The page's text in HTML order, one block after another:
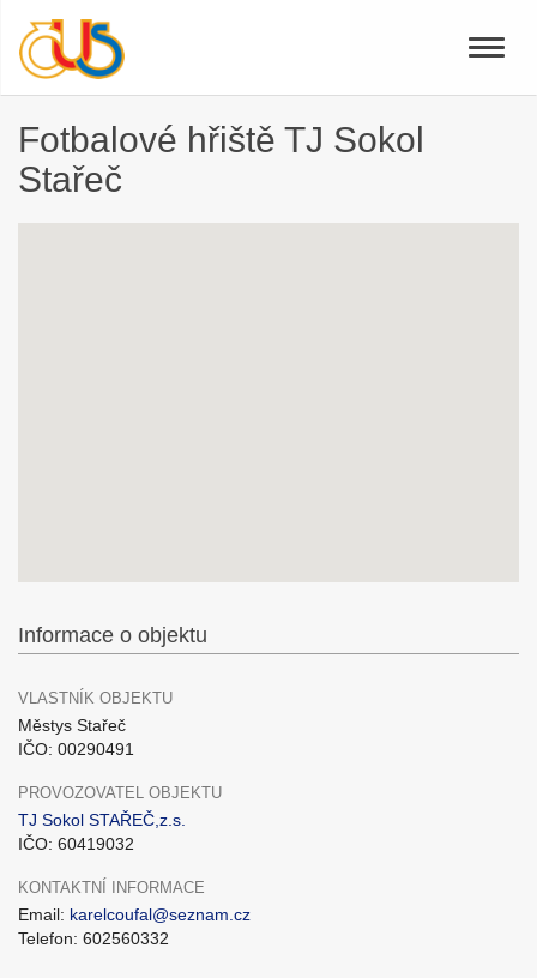
Toggle
Fotbalové hřiště TJ Sokol
Stařeč
Informace o objektu
VLASTNÍK OBJEKTU
Městys Stařeč
IČO: 00290491
PROVOZOVATEL OBJEKTU
TJ Sokol STAŘEČ,z.s.
IČO: 60419032
KONTAKTNÍ INFORMACE
Email: karelcoufal@seznam.cz
Telefon: 602560332